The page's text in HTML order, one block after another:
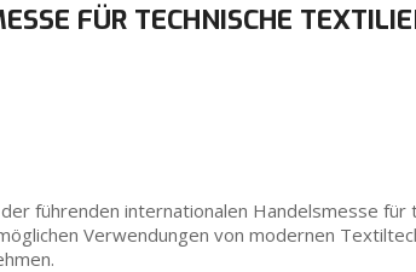
FÜR TECHNISCHE
führenden internationalen Handelsmesse für
Verwendungen von modernen